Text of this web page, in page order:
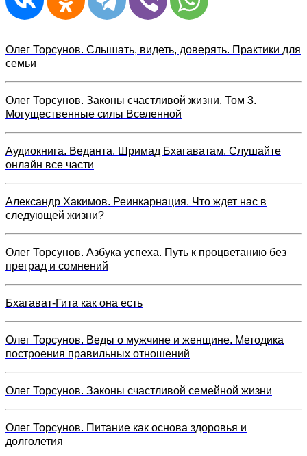
Олег Торсунов. Слышать, видеть, доверять. Практики для
семьи
Олег Торсунов. Законы счастливой жизни. Том 3.
Могущественные силы Вселенной
Аудиокнига. Веданта. Шримад Бхагаватам. Слушайте
онлайн все части
Александр Хакимов. Реинкарнация. Что ждет нас в
следующей жизни?
Олег Торсунов. Азбука успеха. Путь к процветанию без
преград и сомнений
Бхагават-Гита как она есть
Олег Торсунов. Веды о мужчине и женщине. Методика
построения правильных отношений
Олег Торсунов. Законы счастливой семейной жизни
Олег Торсунов. Питание как основа здоровья и
долголетия